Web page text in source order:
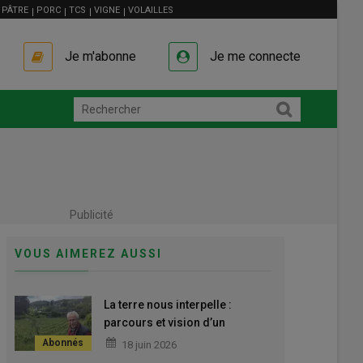
PÂTRE PORC TCS VIGNE VOLAILLES
Je m'abonne Je me connecte
Publicité
VOUS AIMEREZ AUSSI
La terre nous interpelle :
parcours et vision d’un
agronome retraité
18 juin 2026